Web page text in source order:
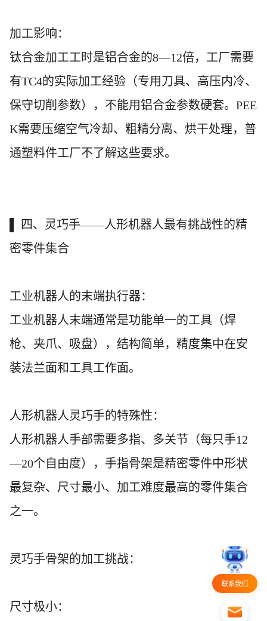
加工影响：
钛合金加工工时是铝合金的8—12倍，工厂需要
有TC4的实际加工经验（专用刀具、高压内冷、
保守切削参数），不能用铝合金参数硬套。PEE
K需要压缩空气冷却、粗精分离、烘干处理，普
通塑料件工厂不了解这些要求。
▌ 四、灵巧手——人形机器人最有挑战性的精
密零件集合
工业机器人的末端执行器：
工业机器人末端通常是功能单一的工具（焊
枪、夹爪、吸盘），结构简单，精度集中在安
装法兰面和工具工作面。
人形机器人灵巧手的特殊性：
人形机器人手部需要多指、多关节（每只手12
—20个自由度），手指骨架是精密零件中形状
最复杂、尺寸最小、加工难度最高的零件集合
之一。
灵巧手骨架的加工挑战：
尺寸极小：
联系我们